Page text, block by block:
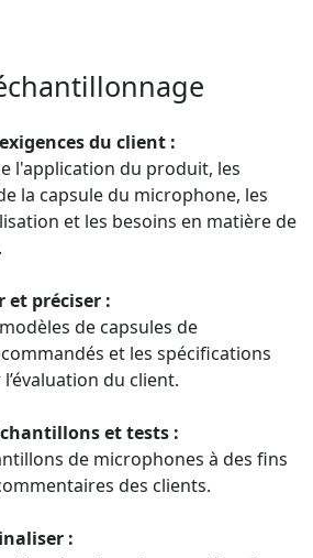
du client :
l'application du produit, les
la capsule du microphone, les
et les besoins en matière de
et préciser :
de capsules de
et les spécifications
du client.
et tests :
de microphones à des fins
des clients.
: